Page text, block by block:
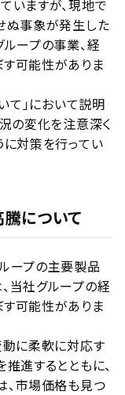
いますが、現地で
ぬ事象が発生した
ープの事業、経
可能性がありま
て」において説明
の変化を注意深く
に対策を行ってい
騰について
ープの主要製品
当社グループの経
可能性がありま
動に柔軟に対応す
進するとともに、
、市場価格も見つ